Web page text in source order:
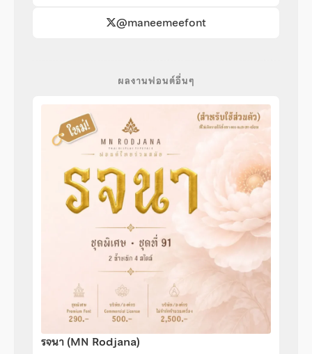
@maneemeefont
ผลงานฟอนต์อื่นๆ
รจนา (MN Rodjana)